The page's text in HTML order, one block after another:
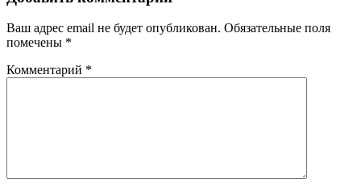
Ваш адрес email не будет опубликован. Обязательные поля
помечены *
Комментарий *